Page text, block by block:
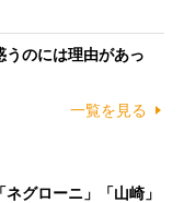
のには理由があっ
一覧を見る
ネグローニ」「山崎」